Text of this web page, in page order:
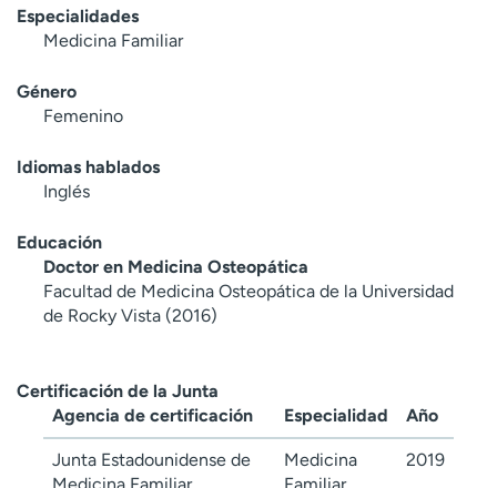
Especialidades
Medicina Familiar
Género
Femenino
Idiomas hablados
Inglés
Educación
Doctor en Medicina Osteopática
Facultad de Medicina Osteopática de la Universidad
de Rocky Vista (2016)
Certificación de la Junta
Agencia de certificación
Especialidad Año
Junta Estadounidense de
Medicina Familiar
Medicina
Familiar
2019